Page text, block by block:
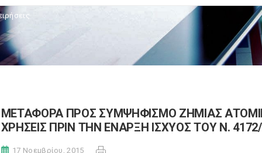
ΜΕΤΑΦΟΡΑ ΠΡΟΣ ΣΥΜΨΗΦΙΣΜΟ ΖΗΜΙΑΣ
ΧΡΗΣΕΙΣ ΠΡΙΝ ΤΗΝ ΕΝΑΡΞΗ ΙΣΧΥΟΣ ΤΟΥ Ν.
17 Νοεμβρίου, 2015